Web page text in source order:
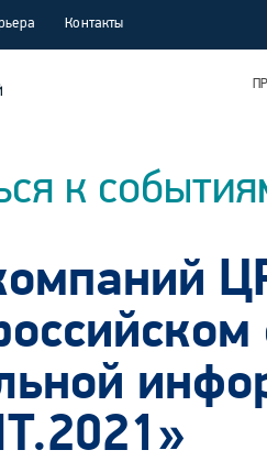
Контакты
к